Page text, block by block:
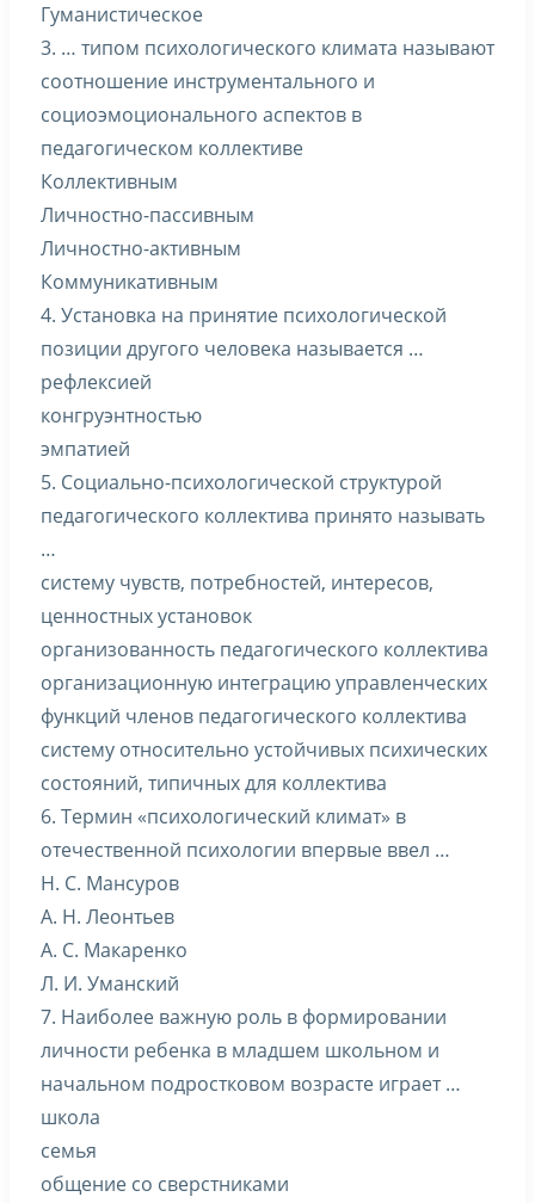
Гуманистическое
3. … типом психологического климата называют
соотношение инструментального и
социоэмоционального аспектов в
педагогическом коллективе
Коллективным
Личностно-пассивным
Личностно-активным
Коммуникативным
4. Установка на принятие психологической
позиции другого человека называется …
рефлексией
конгруэнтностью
эмпатией
5. Социально-психологической структурой
педагогического коллектива принято называть
…
систему чувств, потребностей, интересов,
ценностных установок
организованность педагогического коллектива
организационную интеграцию управленческих
функций членов педагогического коллектива
систему относительно устойчивых психических
состояний, типичных для коллектива
6. Термин «психологический климат» в
отечественной психологии впервые ввел …
Н. С. Мансуров
А. Н. Леонтьев
А. С. Макаренко
Л. И. Уманский
7. Наиболее важную роль в формировании
личности ребенка в младшем школьном и
начальном подростковом возрасте играет …
школа
семья
общение со сверстниками